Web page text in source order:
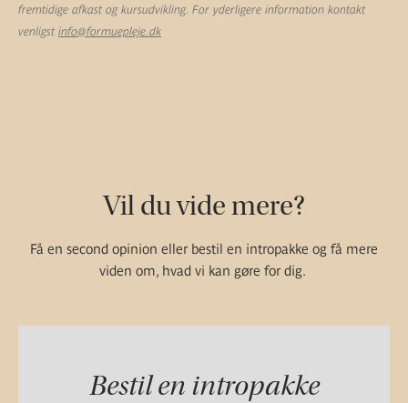
fremtidige afkast og kursudvikling. For yderligere information kontakt
venligst info@formuepleje.dk
Vil du vide mere?
Få en second opinion eller bestil en intropakke og få mere
viden om, hvad vi kan gøre for dig.
Bestil en intropakke